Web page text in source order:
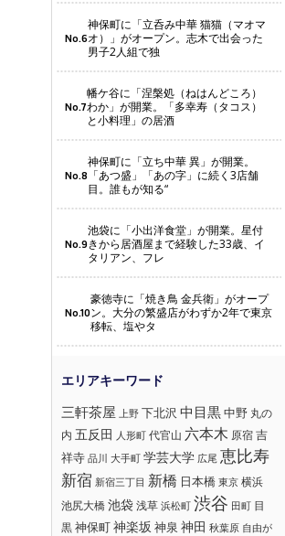
No.6
神保町に「立呑み中華 猫猫（マオマ
オ）」がオープン。志木で出会った
男子2人組で独
No.7
幡ケ谷に「涅槃処（ねはんどころ）
わか」が開業。「多幸寿（タコス）
と小料理」の居酒
No.8
神保町に「立ち中華 異」が開業。
「あつ盛」「あの字」に続く3店舗
目。誰もが知る“
No.9
池袋に「小出洋食堂」が開業。星付
きから居酒屋まで経験した33歳、イ
タリアン、フレ
No.10
豪徳寺に「焼き鳥 金兵衛」がオープ
ン。大分の繁盛店がわずか2年で東京
移転、塩やタ
三軒茶屋 上野 下北沢 中目黒中野 丸の
内 五反田 人形町 代官山 六本木 原宿 吉
祥寺 品川 大手町 学芸大学 広尾 恵比寿
新宿 新宿三丁目 新橋 日本橋 東京 横浜
池尻大橋 池袋浅草 浜松町 渋谷 田町 目
黒神保町神楽坂 神泉 神田 秋葉原 自由が